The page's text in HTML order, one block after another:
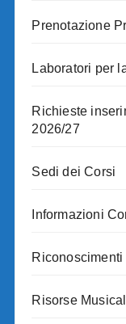
Prenotazione
Laboratori per
Richieste
2026/27
Sedi dei Corsi
Informazioni
Riconoscimenti
Risorse